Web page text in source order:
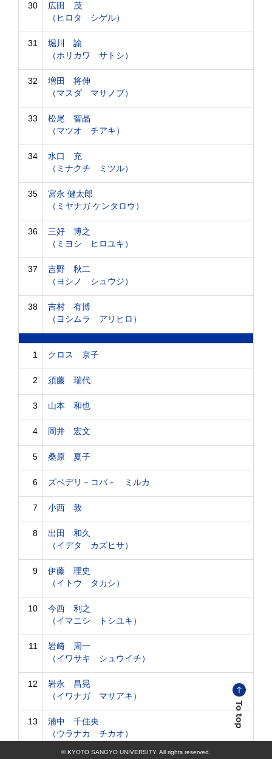
30
広田 茂
（ヒロタ シゲル）
31
堀川 諭
（ホリカワ サトシ）
32
増田 将伸
（マスダ マサノブ）
33
松尾 智晶
（マツオ チアキ）
34
水口 充
（ミナクチ ミツル）
35
宮永 健太郎
（ミヤナガ ケンタロウ）
36
三好 博之
（ミヨシ ヒロユキ）
37
吉野 秋二
（ヨシノ シュウジ）
38
吉村 有博
（ヨシムラ アリヒロ）
1 クロス 京子
2 須藤 瑞代
3 山本 和也
4 岡井 宏文
5 桑原 夏子
6 ズベデリ－コバ－ ミルカ
7 小西 敦
8
出田 和久
（イデタ カズヒサ）
9
伊藤 理史
（イトウ タカシ）
10
今西 利之
（イマニシ トシユキ）
11
岩﨑 周一
（イワサキ シュウイチ）
12
岩永 昌晃
（イワナガ マサアキ）
13
浦中 千佳央
（ウラナカ チカオ）
© KYOTO SANGYO UNIVERSITY. All rights reserved.